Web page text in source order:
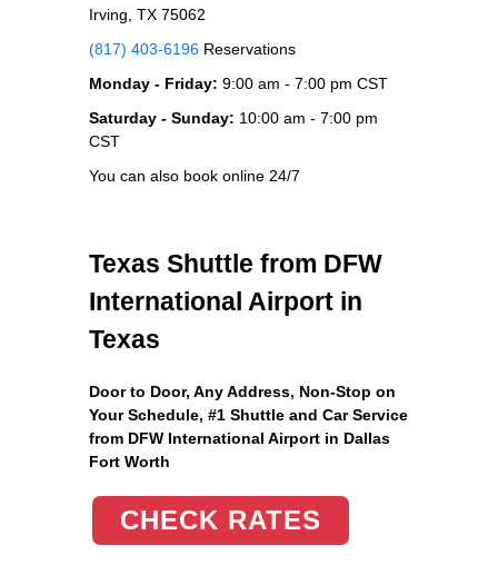
Irving, TX 75062
(817) 403-6196 Reservations
Monday - Friday: 9:00 am - 7:00 pm CST
Saturday - Sunday: 10:00 am - 7:00 pm
CST
You can also book online 24/7
Texas Shuttle from DFW
International Airport in
Texas
Door to Door, Any Address, Non-Stop on
Your Schedule, #1 Shuttle and Car Service
from DFW International Airport in Dallas
Fort Worth
CHECK RATES